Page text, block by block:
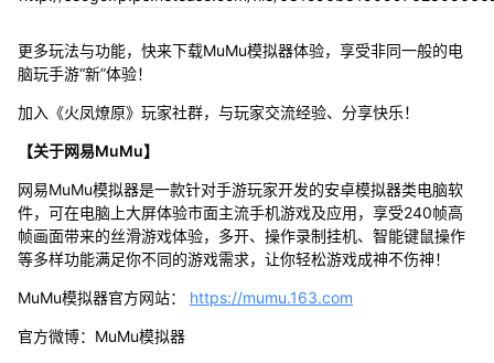
更多玩法与功能，快来下载MuMu模拟器体验，享受非同一般的电
脑玩手游“新”体验！
加入《火凤燎原》玩家社群，与玩家交流经验、分享快乐！
【关于网易MuMu】
网易MuMu模拟器是一款针对手游玩家开发的安卓模拟器类电脑软
件，可在电脑上大屏体验市面主流手机游戏及应用，享受240帧高
帧画面带来的丝滑游戏体验，多开、操作录制挂机、智能键鼠操作
等多样功能满足你不同的游戏需求，让你轻松游戏成神不伤神！
MuMu模拟器官方网站： https://mumu.163.com
官方微博：MuMu模拟器